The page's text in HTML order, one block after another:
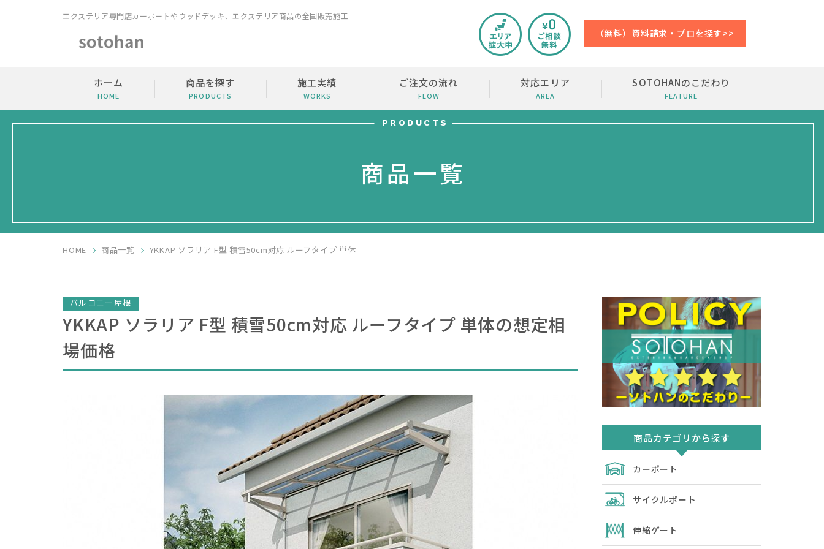
エクステリア専門店カーポートやウッドデッキ、エクステリア商品の全国販売施工
（無料）資料請求・プロを探す>>
ホーム
HOME
商品を探す
PRODUCTS
施工実績
WORKS
ご注文の流れ
FLOW
対応エリア
AREA
SOTOHANのこだわり
FEATURE
PRODUCTS
商品一覧
HOME 商品一覧 YKKAP ソラリア F型 積雪50cm対応 ルーフタイプ 単体
バルコニー屋根
YKKAP ソラリア F型 積雪50cm対応 ルーフタイプ 単体の想定相
場価格
商品カテゴリから探す
カーポート
サイクルポート
伸縮ゲート